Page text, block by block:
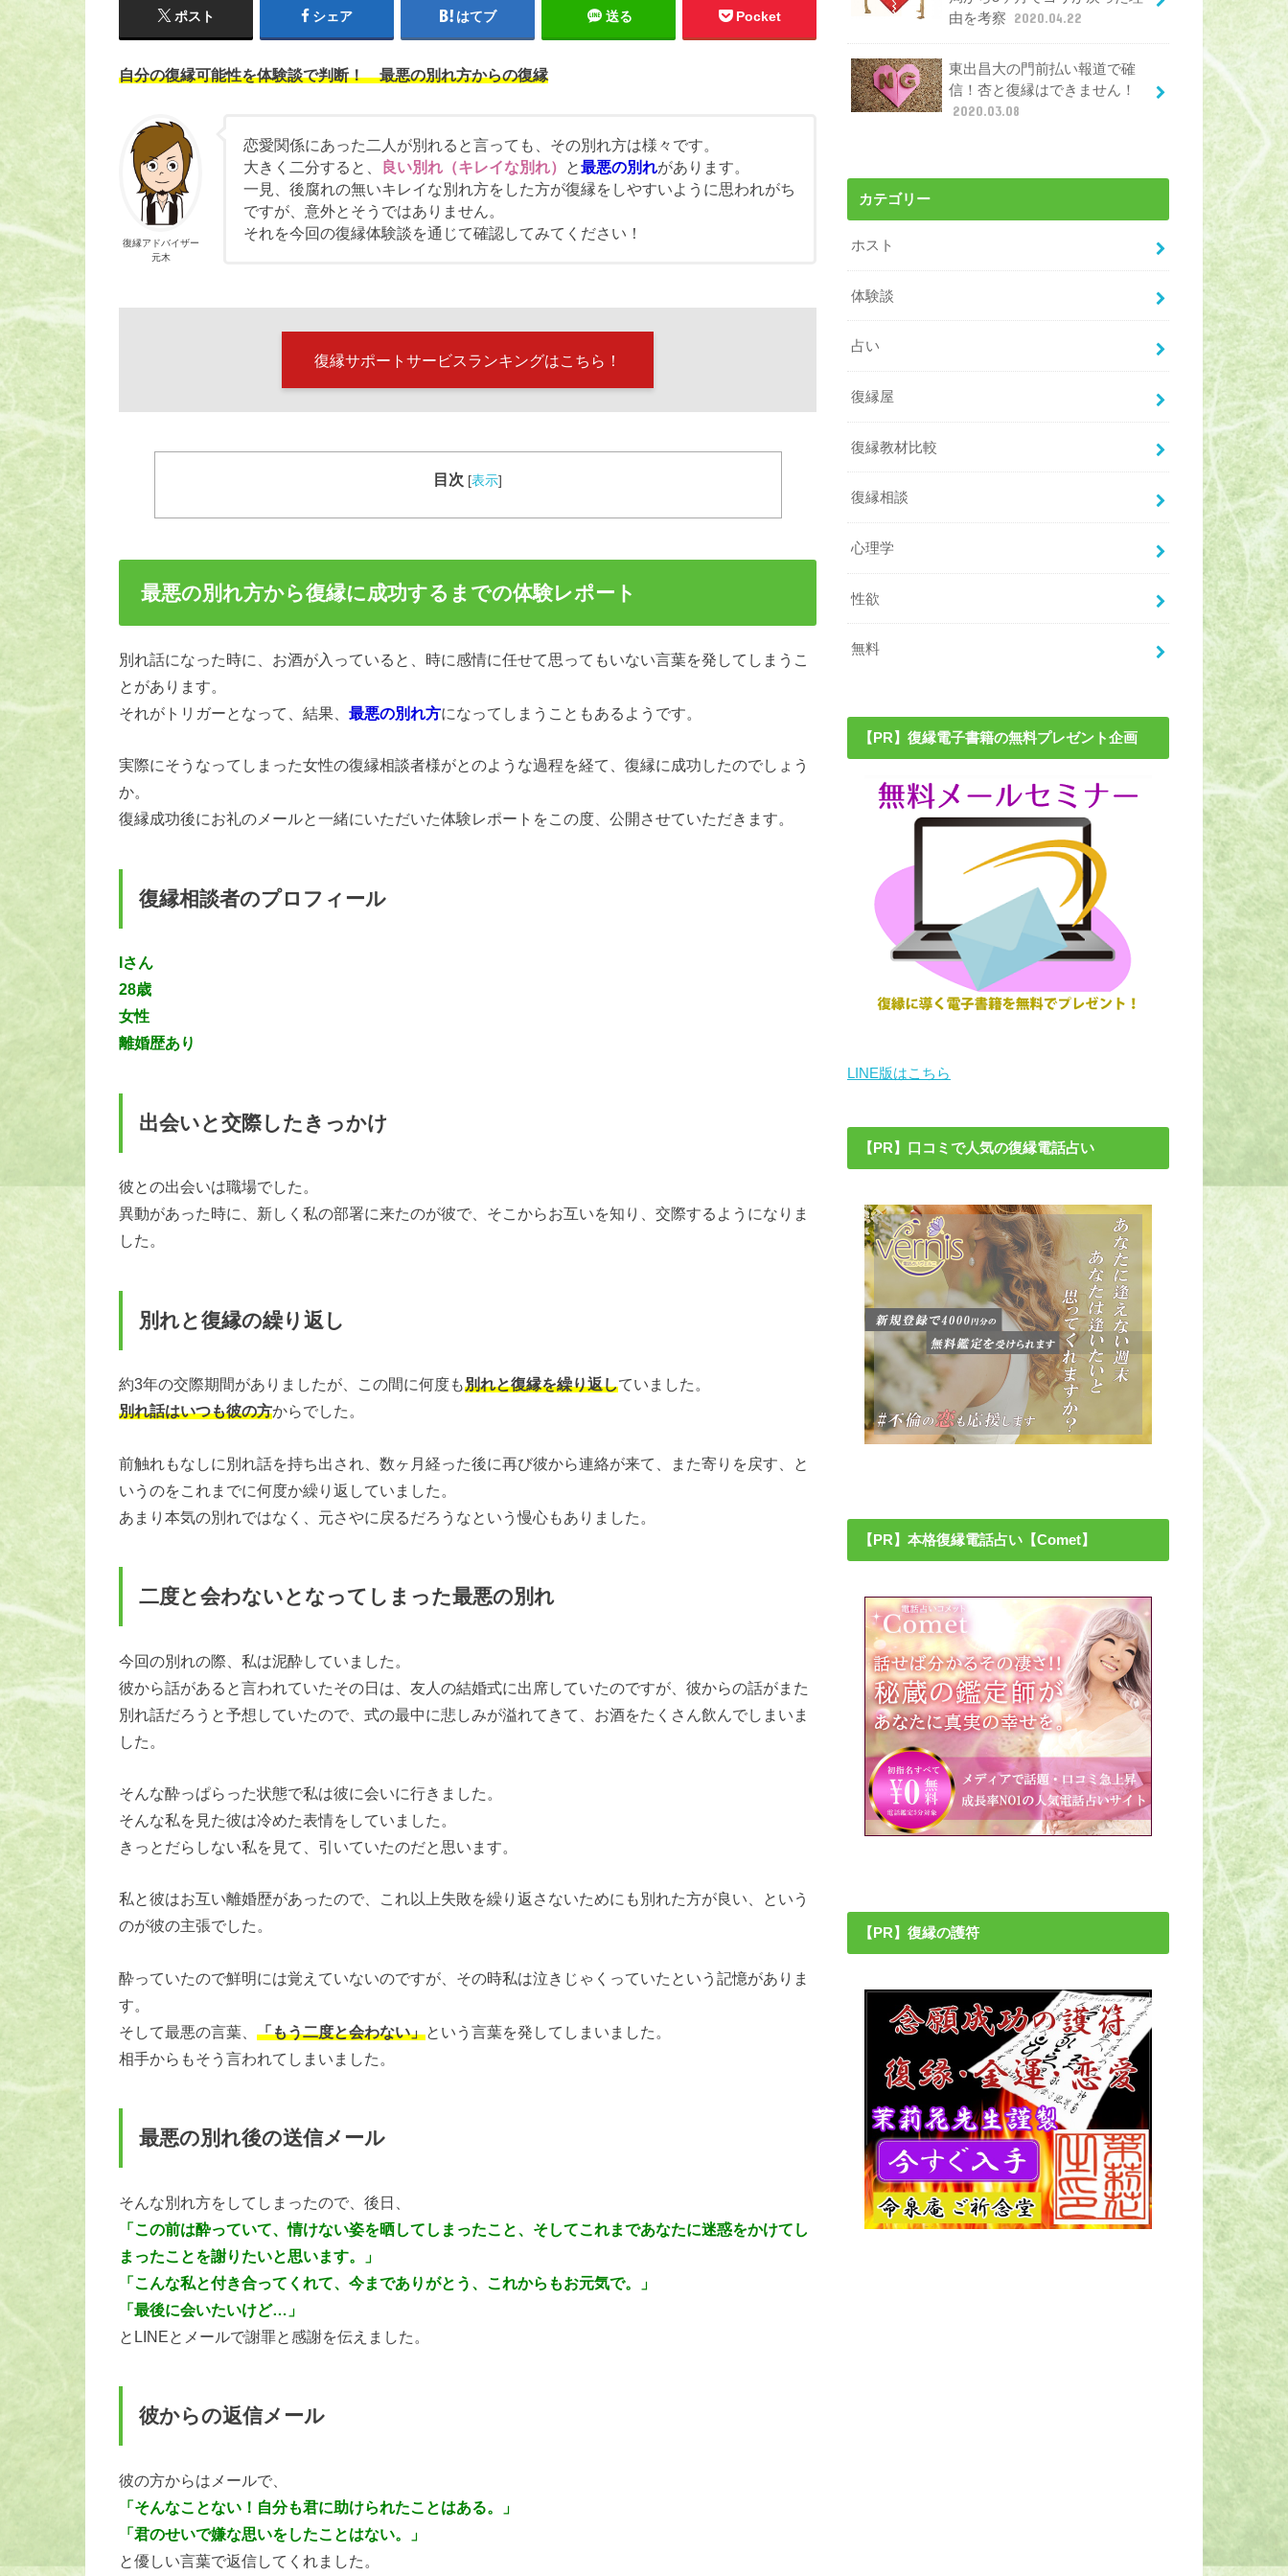
ポスト シェア はてブ 送る Pocket
自分の復縁可能性を体験談で判断！ 最悪の別れ方からの復縁
復縁アドバイザー
元木
恋愛関係にあった二人が別れると言っても、その別れ方は様々です。
大きく二分すると、
良い別れ（キレイな別れ） と最悪の別れがあります。
一見、後腐れの無いキレイな別れ方をした方が復縁をしやすいように思われがち
ですが、意外とそうではありません。
それを今回の復縁体験談を通じて確認してみてください！
復縁サポートサービスランキングはこちら！
目次 [表示]
最悪の別れ方から復縁に成功するまでの体験レポート
別れ話になった時に、お酒が入っていると、時に感情に任せて思ってもいない言葉を発してしまうこ
とがあります。
それがトリガーとなって、結果、 最悪の別れ方になってしまうこともあるようです。
実際にそうなってしまった女性の復縁相談者様がとのような過程を経て、復縁に成功したのでしょう
か。
復縁成功後にお礼のメールと一緒にいただいた体験レポートをこの度、公開させていただきます。
復縁相談者のプロフィール
Iさん
28歳
女性
離婚歴あり
出会いと交際したきっかけ
彼との出会いは職場でした。
異動があった時に、新しく私の部署に来たのが彼で、そこからお互いを知り、交際するようになりま
した。
別れと復縁の繰り返し
約3年の交際期間がありましたが、この間に何度も別れと復縁を繰り返していました。
別れ話はいつも彼の方からでした。
前触れもなしに別れ話を持ち出され、数ヶ月経った後に再び彼から連絡が来て、また寄りを戻す、と
いうのをこれまでに何度か繰り返していました。
あまり本気の別れではなく、元さやに戻るだろうなという慢心もありました。
二度と会わないとなってしまった最悪の別れ
今回の別れの際、私は泥酔していました。
彼から話があると言われていたその日は、友人の結婚式に出席していたのですが、彼からの話がまた
別れ話だろうと予想していたので、式の最中に悲しみが溢れてきて、お酒をたくさん飲んでしまいま
した。
そんな酔っぱらった状態で私は彼に会いに行きました。
そんな私を見た彼は冷めた表情をしていました。
きっとだらしない私を見て、引いていたのだと思います。
私と彼はお互い離婚歴があったので、これ以上失敗を繰り返さないためにも別れた方が良い、という
のが彼の主張でした。
酔っていたので鮮明には覚えていないのですが、その時私は泣きじゃくっていたという記憶がありま
す。
そして最悪の言葉、 「もう二度と会わない」という言葉を発してしまいました。
相手からもそう言われてしまいました。
最悪の別れ後の送信メール
そんな別れ方をしてしまったので、後日、
「この前は酔っていて、情けない姿を晒してしまったこと、そしてこれまであなたに迷惑をかけてし
まったことを謝りたいと思います。」
「こんな私と付き合ってくれて、今までありがとう、これからもお元気で。」
「最後に会いたいけど…」
とLINEとメールで謝罪と感謝を伝えました。
彼からの返信メール
彼の方からはメールで、
「そんなことない！自分も君に助けられたことはある。」
「君のせいで嫌な思いをしたことはない。」
と優しい言葉で返信してくれました。
由を考察
2020.04.22
東出昌大の門前払い報道で確
信！杏と復縁はできません！
2020.03.08
カテゴリー
ホスト
体験談
占い
復縁屋
復縁教材比較
復縁相談
心理学
性欲
無料
【PR】復縁電子書籍の無料プレゼント企画
LINE版はこちら
【PR】口コミで人気の復縁電話占い
【PR】本格復縁電話占い【Comet】
【PR】復縁の護符